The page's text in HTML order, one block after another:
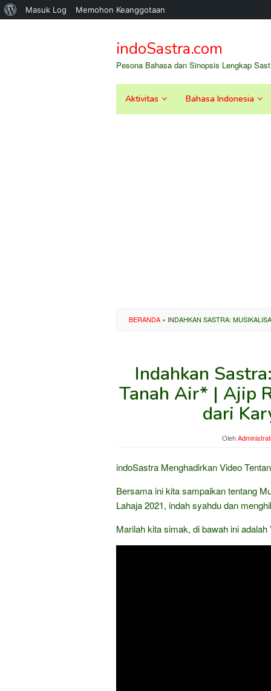
Tentang
Masuk Log Memohon Keanggotaan
kontenindoSastra.com
Pesona Bahasa dan Sinopsis Lengkap
Aktivitas Bahasa Indonesia
BERANDA » INDAHKAN SASTRA:
Indahkan
Tanah Air* | Ajip
dari
Oleh
indoSastra Menghadirkan Video
Bersama ini kita sampaikan tentang
Lahaja 2021, indah syahdu dan
Marilah kita simak, di bawah ini adalah